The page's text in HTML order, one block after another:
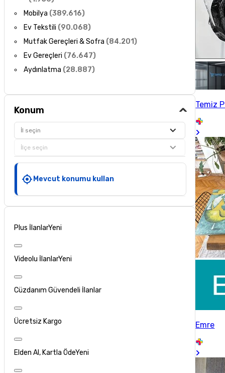
Mobilya (389.616)
Ev Tekstili (90.068)
Mutfak Gereçleri & Sofra (84.201)
Ev Gereçleri (76.647)
Aydınlatma (28.887)
Konum
İl seçin
İlçe seçin
Mevcut konumu kullan
Plus İlanlarYeni
Videolu İlanlarYeni
Cüzdanım Güvendeli İlanlar
Ücretsiz Kargo
Elden Al, Kartla ÖdeYeni
Temiz
Emre